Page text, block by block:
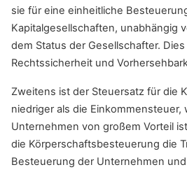
sie für eine einheitliche
Kapitalgesellschaften, unabhängig
dem Status der Gesellschafter.
Rechtssicherheit und
Zweitens ist der Steuersatz für die
niedriger als die
Unternehmen von großem Vorteil
die Körperschaftsbesteuerung die
Besteuerung der Unternehmen